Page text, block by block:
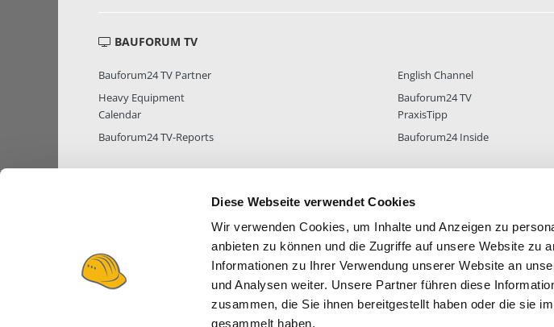
Diese Webseite verwendet Cookies
Wir verwenden Cookies, um Inhalte und Anzeigen zu
anbieten zu können und die Zugriffe auf unsere Website zu
Informationen zu Ihrer Verwendung unserer Website an
und Analysen weiter. Unsere Partner führen diese
zusammen, die Sie ihnen bereitgestellt haben oder die sie
gesammelt haben.
BAUFORUM TV
Bauforum24 TV Partner
Heavy Equipment
Calendar
Bauforum24 TV-Reports
English Channel
Bauforum24 TV
PraxisTipp
Bauforum24 Inside
MITGLIEDER STATISTIK MITGLIEDER38.434